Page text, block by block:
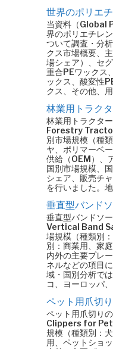
世界のポリエ
当資料（Global
界のポリエチレ
ついて調査・分
クス市場概要、
場シェア）、セ
重合PEワックス
ックス、酸変性
クス、その他、
林業用トラク
林業用トラクタ
Forestry
別市場規模（種
ヤ、ポリマーベ
供給（OEM）、
国別市場規模、
シェア、販売チ
を行いました。
垂直型バンド
垂直型バンドソ
Vertical Band
場規模（種類別
別：商業用、家
内外の主要プレ
ネルなどの項目
域・国別分析で
コ、ヨーロッパ
ペット用爪切
ペット用爪切り
Clippers for Pet
規模（種類別：
用、ペットショ